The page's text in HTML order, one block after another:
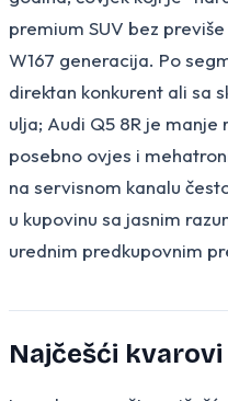
premium SUV bez
W167 generacija. Po
direktan konkurent ali sa
ulja; Audi Q5 8R je manje
posebno ovjes i
na servisnom kanalu
u kupovinu sa jasnim
urednim predkupovnim
Najčešći